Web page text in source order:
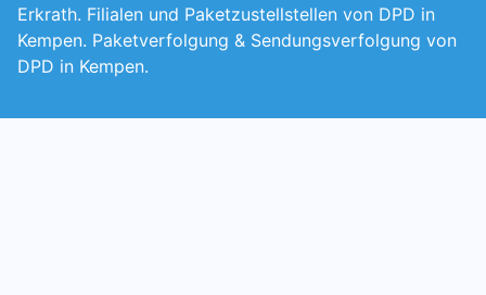
Erkrath. Filialen und Paketzustellstellen von DPD in
Kempen. Paketverfolgung & Sendungsverfolgung von
DPD in Kempen.